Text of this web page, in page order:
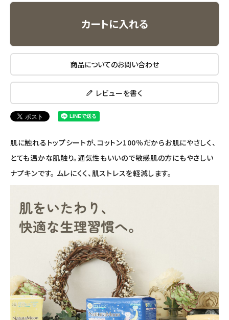
エコメイト
ナチュラプラス
アルマウィン
コラム・スタッフのおすすめ
ご利用ガイド等
アカウント情報
ようこそ ゲスト 様
person 会員登録
カートに入れる
商品についてのお問い合わせ
レビューを書く
肌に触れるトップシートが、コットン100％だからお肌にやさしく、
とても温かな肌触り。通気性もいいので敏感肌の方にもやさしい
ナプキンです。 ムレにくく、肌ストレスを軽減します。